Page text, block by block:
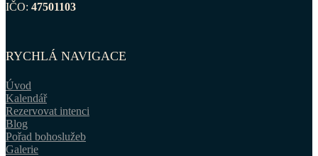
IČO: 47501103
RYCHLÁ NAVIGACE
Úvod
Kalendář
Rezervovat intenci
Blog
Pořad bohoslužeb
Galerie